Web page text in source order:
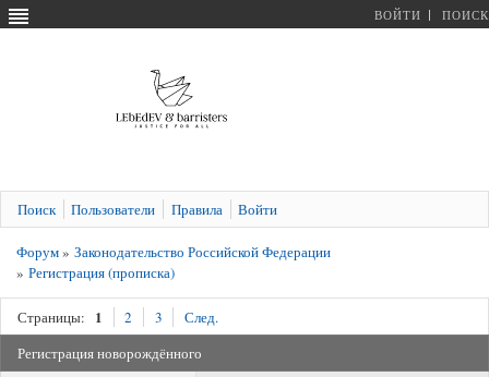
ВОЙТИ ПОИСК
Поиск Пользователи Правила Войти
Форум» Законодательство Российской Федерации
» Регистрация (прописка)
Страницы: 1 2 3
След.
Регистрация новорождённого